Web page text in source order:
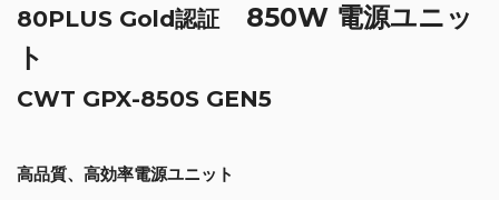
80PLUS Gold認証 850W 電源ユニッ
ト
CWT GPX-850S GEN5
高品質、高効率電源ユニット